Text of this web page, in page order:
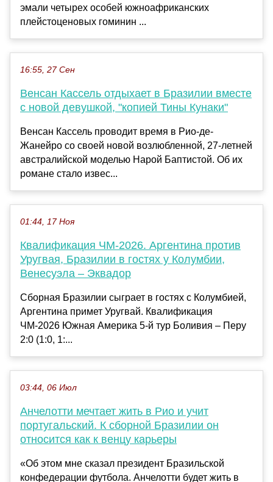
эмали четырех особей южноафриканских
плейстоценовых гоминин ...
16:55, 27 Сен
Венсан Кассель отдыхает в Бразилии вместе
с новой девушкой, "копией Тины Кунаки"
Венсан Кассель проводит время в Рио-де-
Жанейро со своей новой возлюбленной, 27-летней
австралийской моделью Нарой Баптистой. Об их
романе стало извес...
01:44, 17 Ноя
Квалификация ЧМ-2026. Аргентина против
Уругвая, Бразилии в гостях у Колумбии,
Венесуэла – Эквадор
Сборная Бразилии сыграет в гостях с Колумбией,
Аргентина примет Уругвай. Квалификация
ЧМ-2026 Южная Америка 5-й тур Боливия – Перу
2:0 (1:0, 1:...
03:44, 06 Июл
Анчелотти мечтает жить в Рио и учит
португальский. К сборной Бразилии он
относится как к венцу карьеры
«Об этом мне сказал президент Бразильской
конфедерации футбола. Анчелотти будет жить в